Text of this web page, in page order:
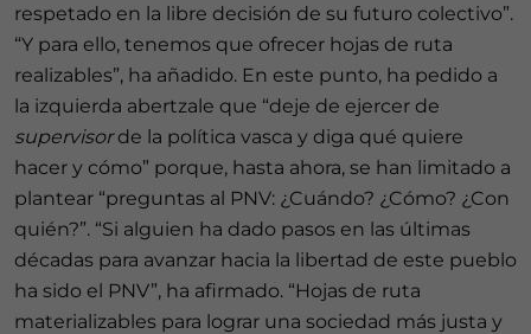
respetado en la libre decisión de su futuro colectivo”.
“Y para ello, tenemos que ofrecer hojas de ruta
realizables”, ha añadido. En este punto, ha pedido a
la izquierda abertzale que “deje de ejercer de
supervisorde la política vasca y diga qué quiere
hacer y cómo” porque, hasta ahora, se han limitado a
plantear “preguntas al PNV: ¿Cuándo? ¿Cómo? ¿Con
quién?”. “Si alguien ha dado pasos en las últimas
décadas para avanzar hacia la libertad de este pueblo
ha sido el PNV”, ha afirmado. “Hojas de ruta
materializables para lograr una sociedad más justa y